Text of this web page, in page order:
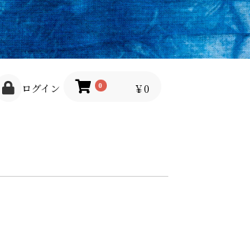
ログイン 0 ￥0